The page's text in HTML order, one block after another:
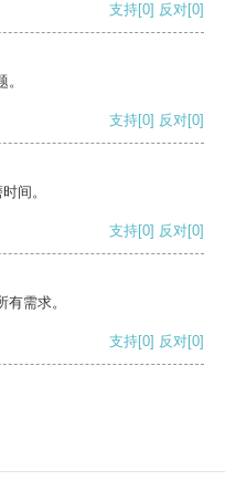
支持[0] 反对[0]
支持[0] 反对[0]
间。
支持[0] 反对[0]
需求。
支持[0] 反对[0]